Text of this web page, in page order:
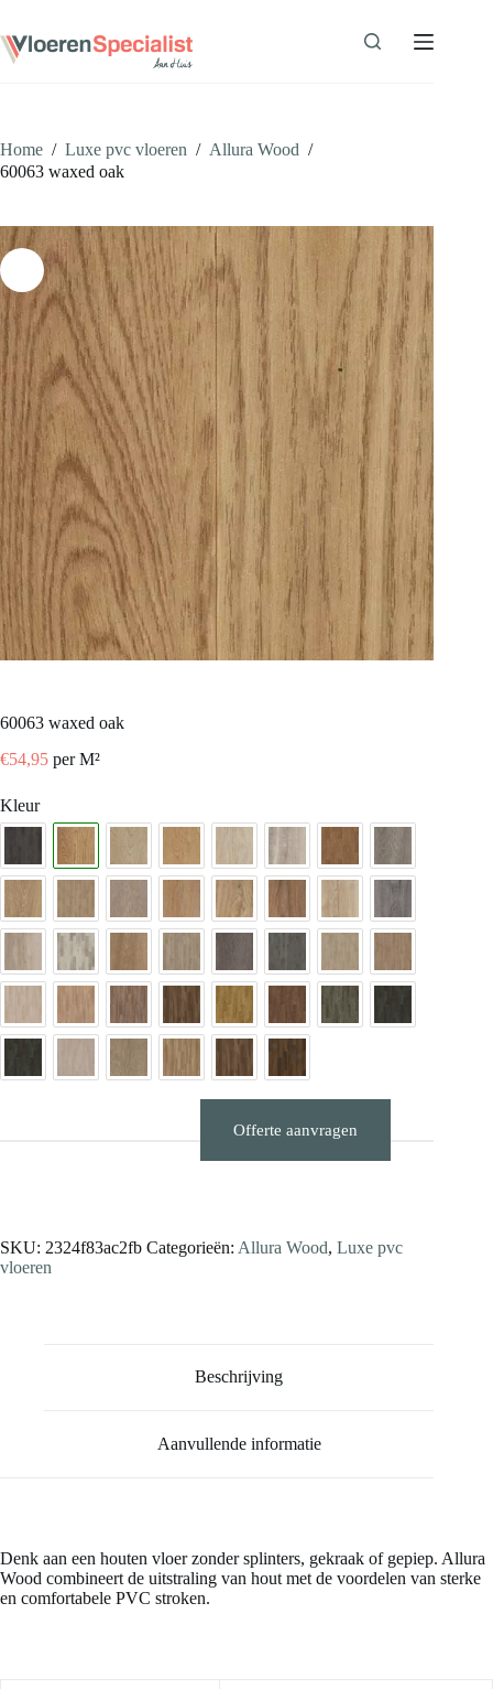
de
inhoud
Home / Luxe pvc vloeren / Allura Wood /
60063 waxed oak
60063 waxed oak
€54,95 per M²
Kleur
Offerte aanvragen
SKU: 2324f83ac2fb Categorieën: Allura Wood, Luxe pvc
vloeren
Beschrijving
Aanvullende informatie
Denk aan een houten vloer zonder splinters, gekraak of gepiep. Allura
Wood combineert de uitstraling van hout met de voordelen van sterke
en comfortabele PVC stroken.